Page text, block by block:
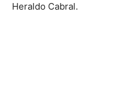
Heraldo Cabral.